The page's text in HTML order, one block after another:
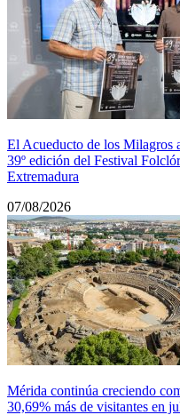
El Acueducto de los Milagros
39º edición del Festival
Extremadura
07/08/2026
Mérida continúa creciendo
30,69% más de visitantes en